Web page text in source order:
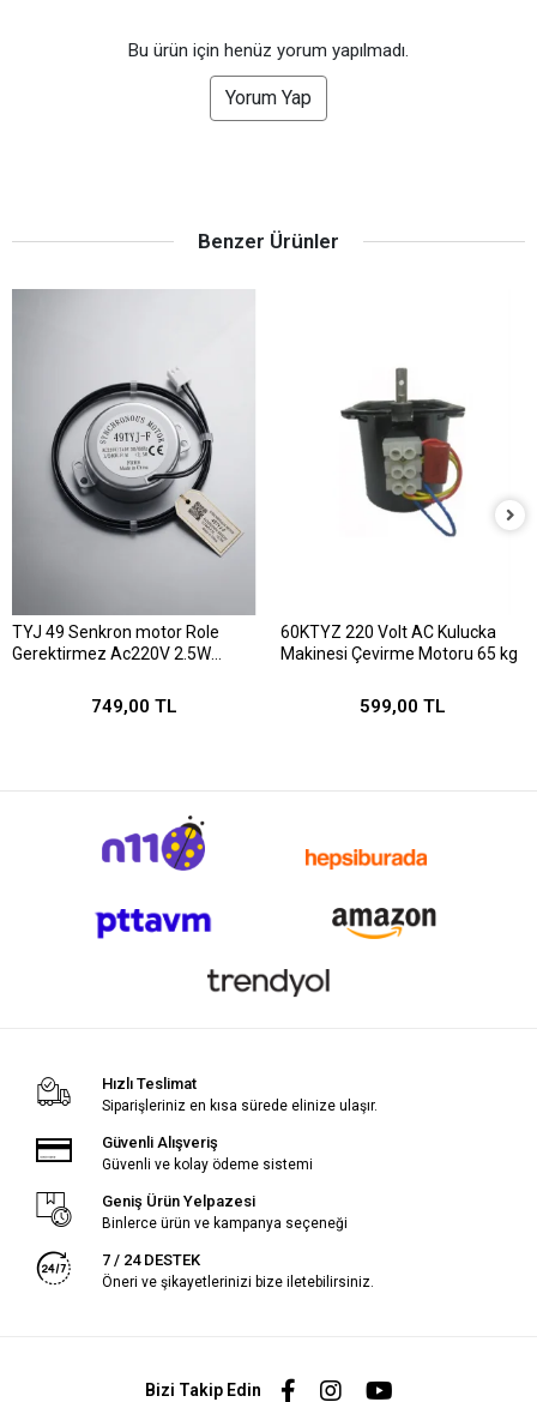
Bu ürün için henüz yorum yapılmadı.
Yorum Yap
Benzer Ürünler
TYJ 49 Senkron motor Role
Gerektirmez Ac220V 2.5W
749,00 TL
60KTYZ 220 Volt AC Kulucka
Makinesi Çevirme Motoru 65 kg
599,00 TL
Hızlı Teslimat
Siparişleriniz en kısa sürede elinize ulaşır.
Güvenli Alışveriş
Güvenli ve kolay ödeme sistemi
Geniş Ürün Yelpazesi
Binlerce ürün ve kampanya seçeneği
7 / 24 DESTEK
Öneri ve şikayetlerinizi bize iletebilirsiniz.
Bizi Takip Edin